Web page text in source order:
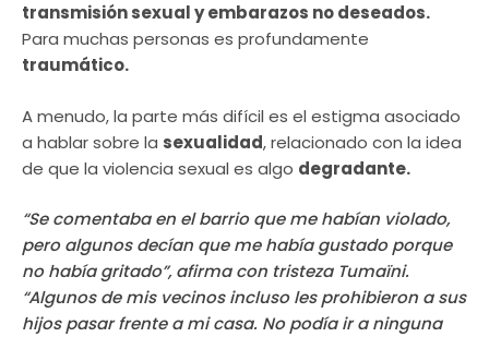
transmisión sexual y embarazos no deseados.
Para muchas personas es profundamente
traumático.
A menudo, la parte más difícil es el estigma asociado
a hablar sobre la sexualidad, relacionado con la idea
de que la violencia sexual es algo degradante.
“Se comentaba en el barrio que me habían violado,
pero algunos decían que me había gustado porque
no había gritado”, afirma con tristeza Tumaïni.
“Algunos de mis vecinos incluso les prohibieron a sus
hijos pasar frente a mi casa. No podía ir a ninguna